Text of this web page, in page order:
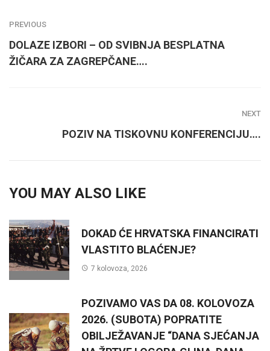
PREVIOUS
DOLAZE IZBORI – OD SVIBNJA BESPLATNA
ŽIČARA ZA ZAGREPČANE….
NEXT
POZIV NA TISKOVNU KONFERENCIJU….
YOU MAY ALSO LIKE
DOKAD ĆE HRVATSKA FINANCIRATI
VLASTITO BLAĆENJE?
7 kolovoza, 2026
POZIVAMO VAS DA 08. KOLOVOZA
2026. (SUBOTA) POPRATITE
OBILJEŽAVANJE “DANA SJEĆANJA